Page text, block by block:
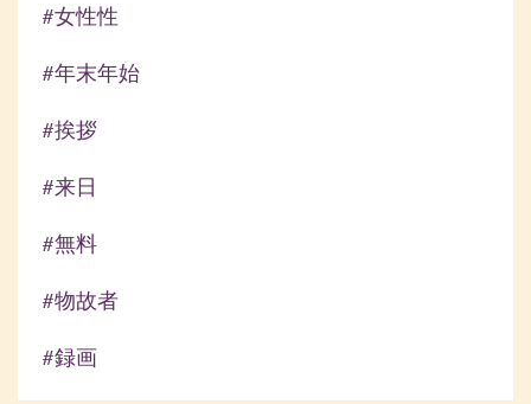
#女性性
#年末年始
#挨拶
#来日
#無料
#物故者
#録画